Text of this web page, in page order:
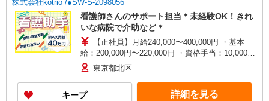
株式会社kotrio /●SW-S-2098056
看護師さんのサポート担当＊未経験OK！きれ
いな病院で介助など＊
【正社員】月給240,000〜400,000円 ・基本
給：200,000円〜220,000円 ・資格手当：10,000〜
30,000円 ・役職手当：10,000〜70,000円 ・処遇改
善手当：20,000〜60,000円（勤続年数、保有資格
により変動） ・固定残業手当：20,000円（10時
間） ※固定残業時間を超過する場合には超過勤務
東京都北区
キープ 詳細を見る